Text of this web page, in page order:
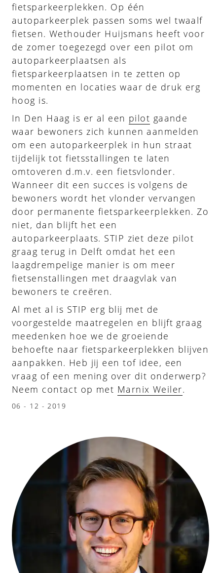
fietsparkeerplekken. Op één
autoparkeerplek passen soms wel twaalf
fietsen. Wethouder Huijsmans heeft voor
de zomer toegezegd over een pilot om
autoparkeerplaatsen als
fietsparkeerplaatsen in te zetten op
momenten en locaties waar de druk erg
hoog is.
In Den Haag is er al een pilot gaande
waar bewoners zich kunnen aanmelden
om een autoparkeerplek in hun straat
tijdelijk tot fietsstallingen te laten
omtoveren d.m.v. een fietsvlonder.
Wanneer dit een succes is volgens de
bewoners wordt het vlonder vervangen
door permanente fietsparkeerplekken. Zo
niet, dan blijft het een
autoparkeerplaats. STIP ziet deze pilot
graag terug in Delft omdat het een
laagdrempelige manier is om meer
fietsenstallingen met draagvlak van
bewoners te creëren.
Al met al is STIP erg blij met de
voorgestelde maatregelen en blijft graag
meedenken hoe we de groeiende
behoefte naar fietsparkeerplekken blijven
aanpakken. Heb jij een tof idee, een
vraag of een mening over dit onderwerp?
Neem contact op met Marnix Weiler.
06 - 12 - 2019